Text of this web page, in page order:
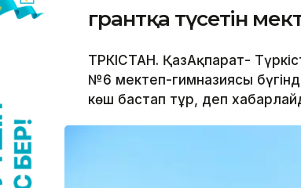
грантқа түсетін
ТҮРКІСТАН. ҚазАқпарат-
№6 мектеп-гимназиясы
көш бастап тұр, деп